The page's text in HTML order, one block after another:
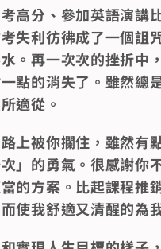
高分、參加英語演講
失利彷彿成了一個詛
。再一次次的挫折中
點的消失了。雖然總
適從。
上被你攔住，雖然有
」的勇氣。很感謝你
的方案。比起課程推
使我舒適又清醒的為